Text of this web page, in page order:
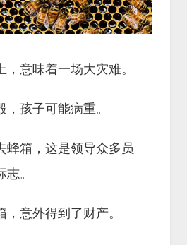
意味着一场大灾难。
孩子可能病重。
蜂箱，这是领导众多员
。
意外得到了财产。